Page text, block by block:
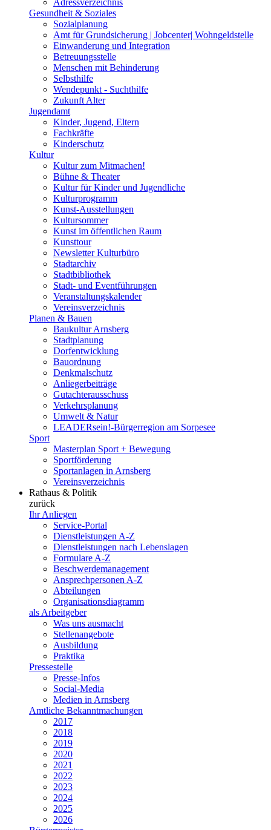
Adressverzeichnis
Gesundheit & Soziales
Sozialplanung
Amt für Grundsicherung | Jobcenter| Wohngeldstelle
Einwanderung und Integration
Betreuungsstelle
Menschen mit Behinderung
Selbsthilfe
Wendepunkt - Suchthilfe
Zukunft Alter
Jugendamt
Kinder, Jugend, Eltern
Fachkräfte
Kinderschutz
Kultur
Kultur zum Mitmachen!
Bühne & Theater
Kultur für Kinder und Jugendliche
Kulturprogramm
Kunst-Ausstellungen
Kultursommer
Kunst im öffentlichen Raum
Kunsttour
Newsletter Kulturbüro
Stadtarchiv
Stadtbibliothek
Stadt- und Eventführungen
Veranstaltungskalender
Vereinsverzeichnis
Planen & Bauen
Baukultur Arnsberg
Stadtplanung
Dorfentwicklung
Bauordnung
Denkmalschutz
Anliegerbeiträge
Gutachterausschuss
Verkehrsplanung
Umwelt & Natur
LEADERsein!-Bürgerregion am Sorpesee
Sport
Masterplan Sport + Bewegung
Sportförderung
Sportanlagen in Arnsberg
Vereinsverzeichnis
Rathaus & Politik
zurück
Ihr Anliegen
Service-Portal
Dienstleistungen A-Z
Dienstleistungen nach Lebenslagen
Formulare A-Z
Beschwerdemanagement
Ansprechpersonen A-Z
Abteilungen
Organisationsdiagramm
als Arbeitgeber
Was uns ausmacht
Stellenangebote
Ausbildung
Praktika
Pressestelle
Presse-Infos
Social-Media
Medien in Arnsberg
Amtliche Bekanntmachungen
2017
2018
2019
2020
2021
2022
2023
2024
2025
2026